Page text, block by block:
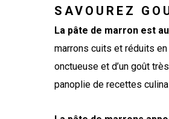
SAVOUREZ
La pâte de marron est
marrons cuits et réduits
onctueuse et d’un goût
panoplie de recettes